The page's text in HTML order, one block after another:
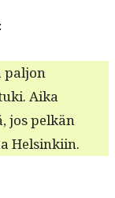
paljon
Aika
jos pelkän
Helsinkiin.